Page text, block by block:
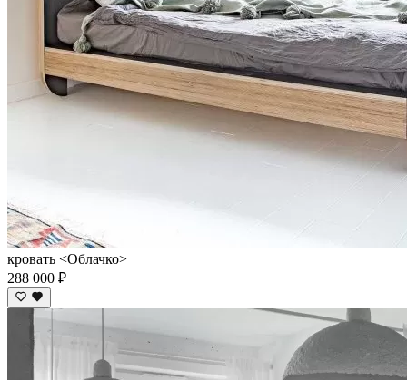
кровать <Облачко>
288 000 ₽